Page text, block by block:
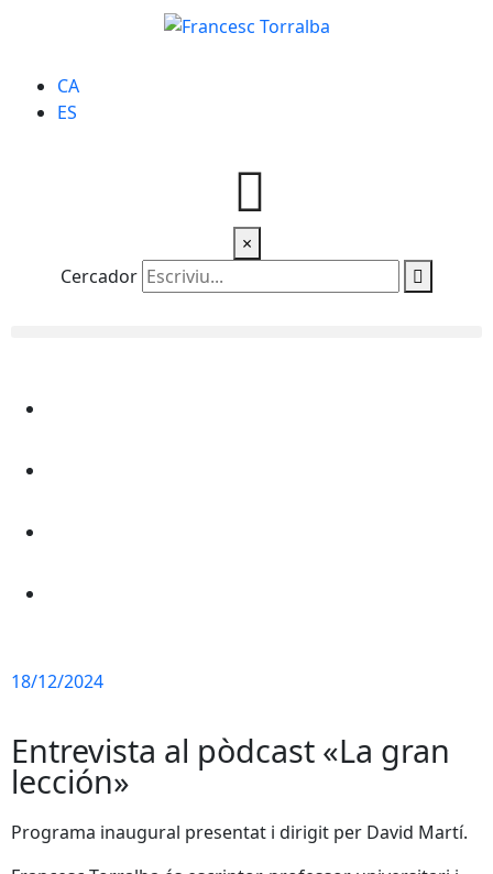
CA
ES
×
Cercador
18/12/2024
Entrevista al pòdcast «La gran
lección»
Programa inaugural presentat i dirigit per David Martí.